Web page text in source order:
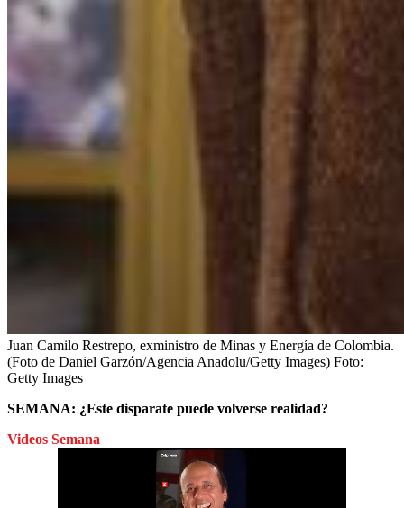
Juan Camilo Restrepo, exministro de Minas y Energía de Colombia.
(Foto de Daniel Garzón/Agencia Anadolu/Getty Images) Foto:
Getty Images
SEMANA: ¿Este disparate puede volverse realidad?
Videos Semana